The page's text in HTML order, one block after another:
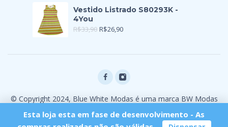
Vestido Listrado S80293K -
4You
R$33,90 R$26,90
© Copyright 2024, Blue White Modas é uma marca BW Modas
Esta loja esta em fase de desenvolvimento - As